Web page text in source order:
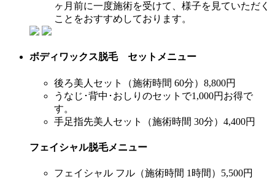
ヶ月前に一度施術を受けて、様子を見ていただく
ことをおすすめしております。
ボディワックス脱毛 セットメニュー
後ろ美人セット（施術時間 60分） 8,800円
うなじ･背中･おしりのセットで1,000円お得で
す。
手足指先美人セット（施術時間 30分） 4,400円
フェイシャル脱毛メニュー
フェイシャル フル（施術時間 1時間） 5,500円